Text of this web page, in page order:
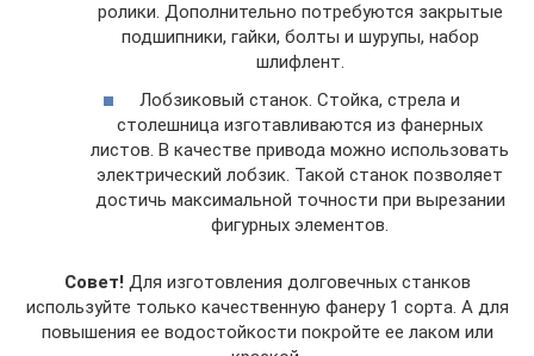
ролики. Дополнительно потребуются закрытые
подшипники, гайки, болты и шурупы, набор
шлифлент.
Лобзиковый станок. Стойка, стрела и
столешница изготавливаются из фанерных
листов. В качестве привода можно использовать
электрический лобзик. Такой станок позволяет
достичь максимальной точности при вырезании
фигурных элементов.
Совет! Для изготовления долговечных станков
используйте только качественную фанеру 1 сорта. А для
повышения ее водостойкости покройте ее лаком или